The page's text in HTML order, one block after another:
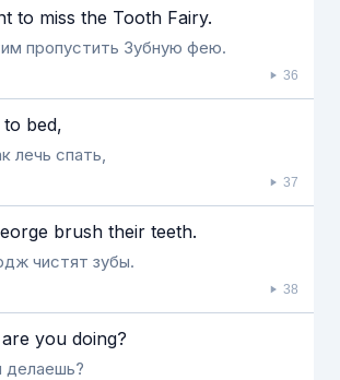
to miss the Tooth Fairy.
пропустить Зубную фею.
36
bed,
лечь спать,
37
brush their teeth.
чистят зубы.
38
you doing?
делаешь?